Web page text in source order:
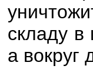
складу
а вокруг